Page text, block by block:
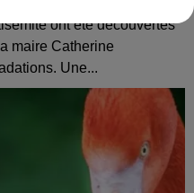
ont été découvertes
maire Catherine
Une...